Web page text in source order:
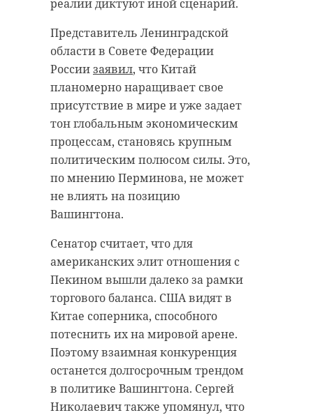
реалии диктуют иной сценарий.
Представитель Ленинградской
области в Совете Федерации
Россиизаявил, что Китай
планомерно наращивает свое
присутствие в мире и уже задает
тон глобальным экономическим
процессам, становясь крупным
политическим полюсом силы. Это,
по мнению Перминова, не может
не влиять на позицию
Вашингтона.
Сенатор считает, что для
американских элит отношения с
Пекином вышли далеко за рамки
торгового баланса. США видят в
Китае соперника, способного
потеснить их на мировой арене.
Поэтому взаимная конкуренция
останется долгосрочным трендом
в политике Вашингтона. Сергей
Николаевич также упомянул, что